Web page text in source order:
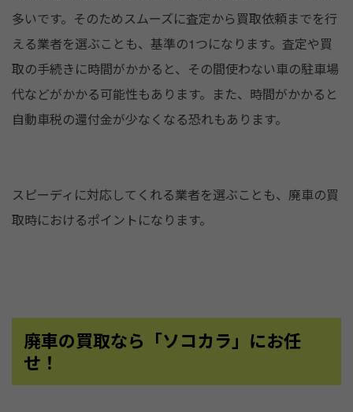
多いです。そのためスムーズに査定から買取依頼までを行
える業者を選ぶことも、基準の1つになります。査定や買
取の手続きに時間がかかると、その間使わない車の駐車場
代などがかかる可能性もあります。また、時間がかかると
自動車税の還付金が少なくなる恐れもあります。
スピーディに対応してくれる業者を選ぶことも、廃車の買
取時におけるポイントになります。
廃車の買取なら「ソコカラ」にお任
せ！